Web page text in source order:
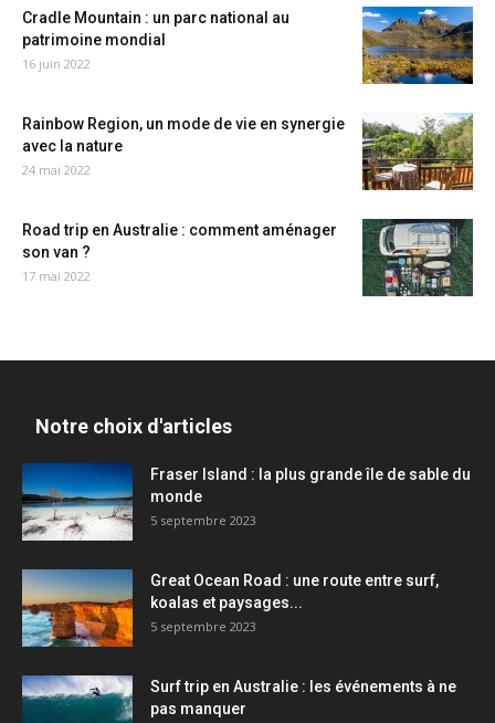
Cradle Mountain : un parc national au
patrimoine mondial
16 juin 2022
Rainbow Region, un mode de vie en synergie
avec la nature
24 mai 2022
Road trip en Australie : comment aménager
son van ?
17 mai 2022
Notre choix d'articles
Fraser Island : la plus grande île de sable du
monde
5 septembre 2023
Great Ocean Road : une route entre surf,
koalas et paysages...
5 septembre 2023
Surf trip en Australie : les événements à ne
pas manquer